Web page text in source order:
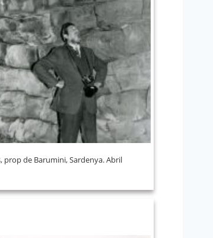
prop de Barumini, Sardenya. Abril